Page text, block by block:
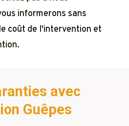
informerons sans
coût de l'intervention et
avec
Guêpes